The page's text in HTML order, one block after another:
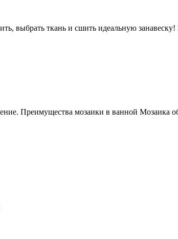
выбрать ткань и сшить идеальную
Преимущества мозаики в ванной Мозаика